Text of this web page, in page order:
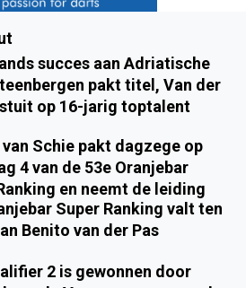
succes aan Adriatische
pakt titel, Van der
op 16-jarig toptalent
Schie pakt dagzege op
4 van de 53e Oranjebar
en neemt de leiding
Super Ranking valt ten
Benito van der Pas
2 is gewonnen door